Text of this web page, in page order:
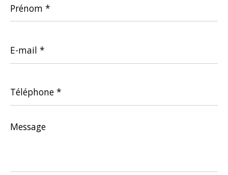
*
mail
*
*
Message
*